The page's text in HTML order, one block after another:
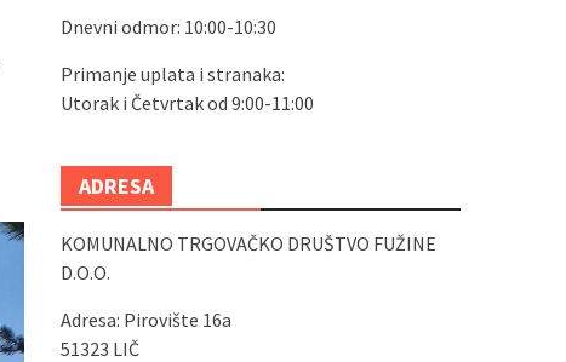
Dnevni odmor: 10:00-10:30
Primanje uplata i stranaka:
Utorak i Četvrtak od 9:00-11:00
ADRESA
KOMUNALNO TRGOVAČKO DRUŠTVO FUŽINE
D.O.O.
Adresa: Pirovište 16a
51323 LIČ